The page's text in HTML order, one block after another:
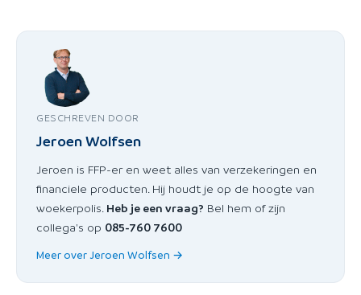
GESCHREVEN DOOR
Jeroen Wolfsen
Jeroen is FFP-er en weet alles van verzekeringen en
financiele producten. Hij houdt je op de hoogte van
woekerpolis. Heb je een vraag? Bel hem of zijn
collega's op 085-760 7600
Meer over Jeroen Wolfsen →